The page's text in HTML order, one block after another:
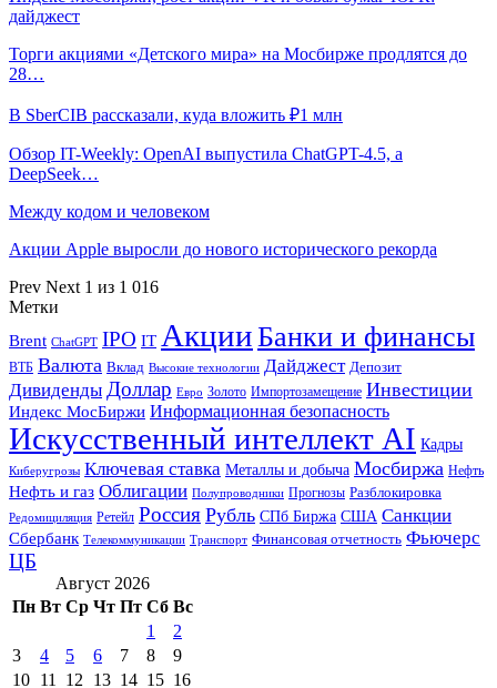
дайджест
Торги акциями «Детского мира» на Мосбирже продлятся до
28…
В SberCIB рассказали, куда вложить ₽1 млн
Обзор IT-Weekly: OpenAI выпустила ChatGPT-4.5, а
DeepSeek…
Между кодом и человеком
Акции Apple выросли до нового исторического рекорда
Prev Next 1 из 1 016
Метки
Brent ChatGPT IPO IT АкцииБанки и финансы
ВТБ Валюта Вклад Высокие технологии Дайджест Депозит
Дивиденды Доллар Евро Золото Импортозамещение Инвестиции
Индекс МосБиржи Информационная безопасность
Искусственный интеллект AI Кадры
Киберугрозы Ключевая ставка Металлы и добыча Мосбиржа Нефть
Нефть и газ Облигации Полупроводники Прогнозы Разблокировка
Редомициляция Ретейл Россия Рубль СПб Биржа США Санкции
Сбербанк Телекоммуникации Транспорт Финансовая отчетность Фьючерс
ЦБ
Август 2026
Пн Вт Ср Чт Пт Сб Вс
1
2
3
4 5 6 7 8
9
10 11 12 13 14 15 16